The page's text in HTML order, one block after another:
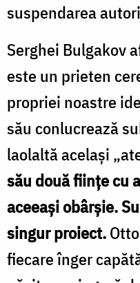
suspendarea
Serghei Bulgakov
este un prieten
propriei noastre
său conlucrează
laolaltă acelaşi
său două fiinţe cu
aceeaşi obârşie.
singur proiect.
fiecare înger